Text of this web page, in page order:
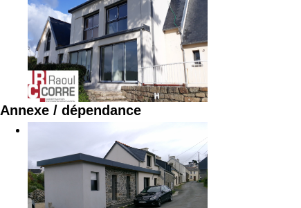
Annexe / dépendance